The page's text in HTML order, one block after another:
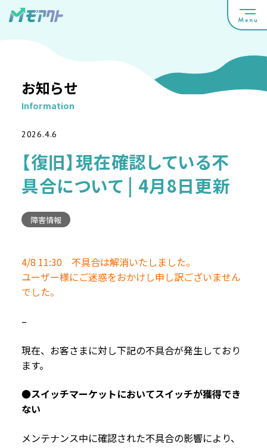
お知らせ
Information
2026.4.6
【復旧】現在確認している不
具合について | 4月8日更新
障害情報
4/8 11:30 不具合は解消いたしました。
ユーザー様にご迷惑をおかけし申し訳ございません
でした。
–
現在、お客さまに対し下記の不具合が発生しており
ます。
●スイッチマーケットにおいてスイッチが獲得でき
ない
メンテナンス中に確認された不具合の影響により、